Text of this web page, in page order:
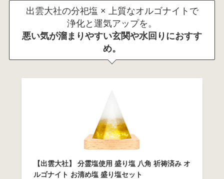
出雲大社の分祀塩 × 上質なオルゴナイトで
浄化と運気アップを。
悪い気が溜まりやすい玄関や水回りにおすす
め。
【出雲大社】 分霊塩使用 盛り塩 八角 祈祷済み オ
ルゴナイト お清め塩 盛り塩セット